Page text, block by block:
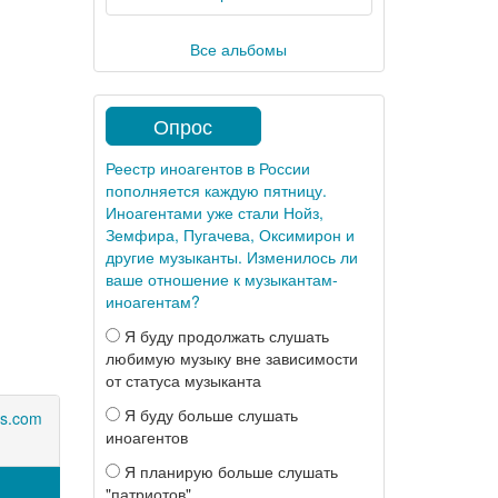
Все альбомы
Опрос
Реестр иноагентов в России
пополняется каждую пятницу.
Иноагентами уже стали Нойз,
Земфира, Пугачева, Оксимирон и
другие музыканты. Изменилось ли
ваше отношение к музыкантам-
иноагентам?
Я буду продолжать слушать
любимую музыку вне зависимости
от статуса музыканта
Я буду больше слушать
иноагентов
Я планирую больше слушать
"патриотов"